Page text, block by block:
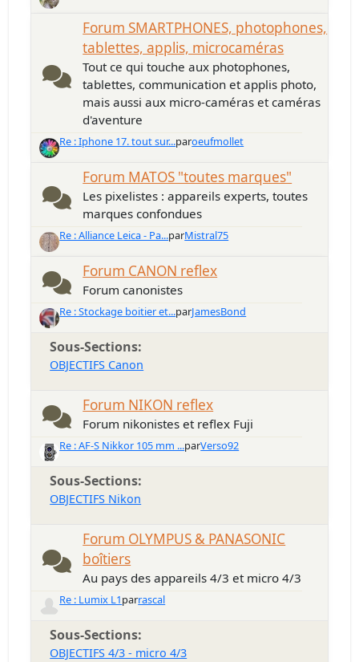
Forum SMARTPHONES, photophones,
tablettes, applis, microcaméras
Tout ce qui touche aux photophones,
tablettes, communication et applis photo,
mais aussi aux micro-caméras et caméras
d'aventure
Re : Iphone 17. tout sur...paroeufmollet
Forum MATOS "toutes marques"
Les pixelistes : appareils experts, toutes
marques confondues
Re : Alliance Leica - Pa...parMistral75
Forum CANON reflex
Forum canonistes
Re : Stockage boitier et...parJamesBond
Sous-Sections
OBJECTIFS Canon
Forum NIKON reflex
Forum nikonistes et reflex Fuji
Re : AF-S Nikkor 105 mm ...parVerso92
Sous-Sections
OBJECTIFS Nikon
Forum OLYMPUS & PANASONIC
boîtiers
Au pays des appareils 4/3 et micro 4/3
Re : Lumix L1parrascal
Sous-Sections
OBJECTIFS 4/3 - micro 4/3